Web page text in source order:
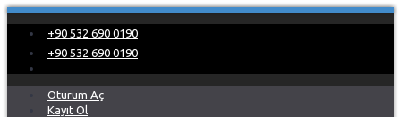
+90 532 690 0190
+90 532 690 0190
Oturum Aç
Kayıt Ol